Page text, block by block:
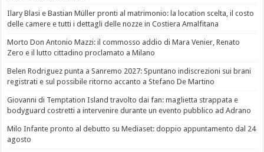
Ilary Blasi e Bastian Müller pronti al matrimonio: la location scelta, il costo
delle camere e tutti i dettagli delle nozze in Costiera Amalfitana
Morto Don Antonio Mazzi: il commosso addio di Mara Venier, Renato
Zero e il lutto cittadino proclamato a Milano
Belen Rodriguez punta a Sanremo 2027: Spuntano indiscrezioni sui brani
registrati e sul possibile ritorno accanto a Stefano De Martino
Giovanni di Temptation Island travolto dai fan: maglietta strappata e
bodyguard costretti a intervenire durante un evento pubblico ad Adrano
Milo Infante pronto al debutto su Mediaset: doppio appuntamento dal 24
agosto